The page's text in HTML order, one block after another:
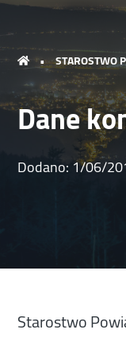
• STAROSTWO
Dane
Dodano: 1/06/
Starostwo